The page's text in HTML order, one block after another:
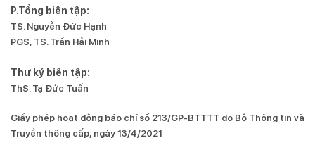
P.Tổng biên tập:
TS. Nguyễn Đức Hạnh
PGS, TS. Trần Hải Minh
Thư ký biên tập:
ThS. Tạ Đức Tuấn
Giấy phép hoạt động báo chí số 213/GP-BTTTT do Bộ Thông tin và
Truyền thông cấp, ngày 13/4/2021